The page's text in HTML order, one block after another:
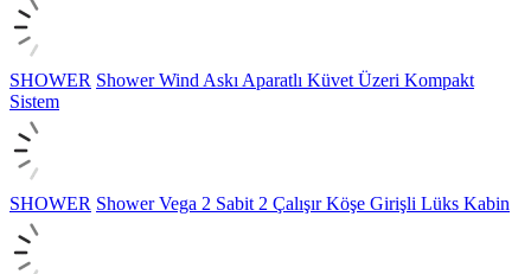
SHOWER Shower Wind Askı Aparatlı Küvet Üzeri Kompakt
Sistem
SHOWER Shower Vega 2 Sabit 2 Çalışır Köşe Girişli Lüks Kabin